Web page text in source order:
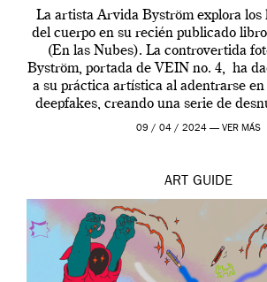
La artista Arvida Byström explora los
del cuerpo en su recién publicado
(En las Nubes). La controvertida
Byström, portada de VEIN no. 4, ha
a su práctica artística al adentrarse
deepfakes, creando una serie de
por […]
09 / 04 / 2024 — VER MÁS
ART GUIDE